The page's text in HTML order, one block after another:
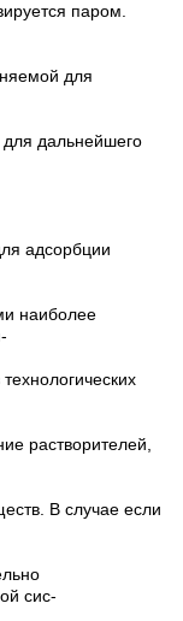
паром.
для
для дальнейшего
адсорбции
наиболее
растворителей,
В случае если
сис-